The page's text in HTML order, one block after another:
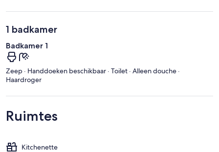
1 badkamer
Badkamer 1
Zeep · Handdoeken beschikbaar · Toilet · Alleen douche ·
Haardroger
Ruimtes
Kitchenette